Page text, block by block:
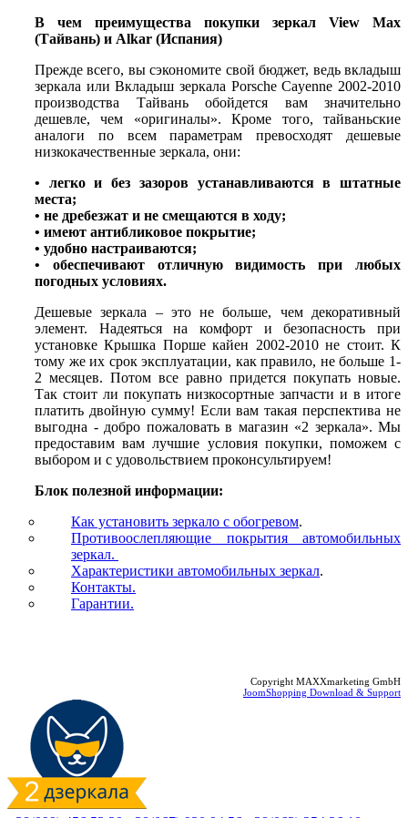
В чем преимущества покупки зеркал View Max
(Тайвань) и Alkar (Испания)
Прежде всего, вы сэкономите свой бюджет, ведь вкладыш
зеркала или Вкладыш зеркала Porsche Cayenne 2002-2010
производства Тайвань обойдется вам значительно
дешевле, чем «оригиналы». Кроме того, тайваньские
аналоги по всем параметрам превосходят дешевые
низкокачественные зеркала, они:
• легко и без зазоров устанавливаются в штатные
места;
• не дребезжат и не смещаются в ходу;
• имеют антибликовое покрытие;
• удобно настраиваются;
• обеспечивают отличную видимость при любых
погодных условиях.
Дешевые зеркала – это не больше, чем декоративный
элемент. Надеяться на комфорт и безопасность при
установке Крышка Порше кайен 2002-2010 не стоит. К
тому же их срок эксплуатации, как правило, не больше 1-
2 месяцев. Потом все равно придется покупать новые.
Так стоит ли покупать низкосортные запчасти и в итоге
платить двойную сумму! Если вам такая перспектива не
выгодна - добро пожаловать в магазин «2 зеркала». Мы
предоставим вам лучшие условия покупки, поможем с
выбором и с удовольствием проконсультируем!
Блок полезной информации:
Как установить зеркало с обогревом.
Противоослепляющие покрытия автомобильных
зеркал.
Характеристики автомобильных зеркал.
Контакты.
Гарантии.
Copyright MAXXmarketing GmbH
JoomShopping Download & Support